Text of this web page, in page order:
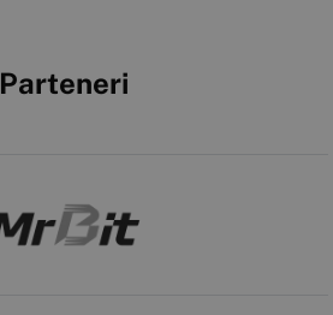
Parteneri